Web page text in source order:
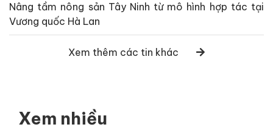
Nâng tầm nông sản Tây Ninh từ mô hình hợp tác tại
Vương quốc Hà Lan
Xem thêm các tin khác
Xem nhiều